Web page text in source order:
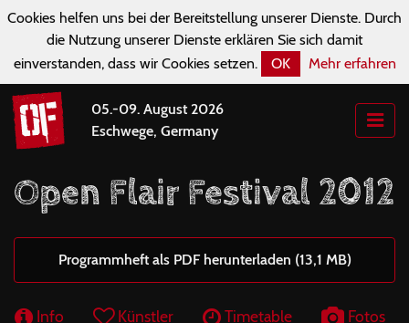
Cookies helfen uns bei der Bereitstellung unserer Dienste. Durch
die Nutzung unserer Dienste erklären Sie sich damit
einverstanden, dass wir Cookies setzen.
OK Mehr erfahren
05.-09. August 2026
Eschwege, Germany
Open Flair Festival 2012
Programmheft als PDF herunterladen (13,1 MB)
Info Künstler Timetable Fotos